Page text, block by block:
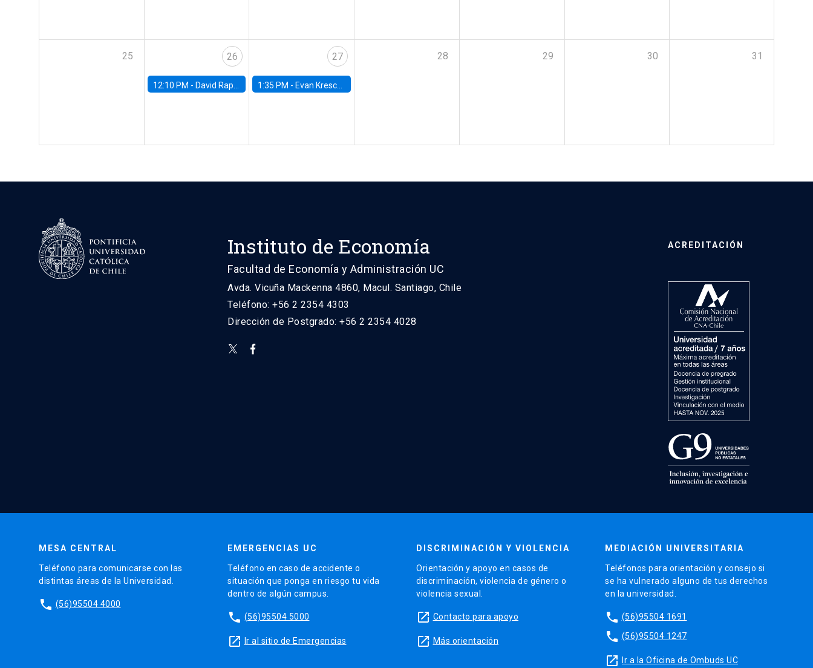
25 26
12:10 PM - David Rappoport, FED Board
27
1:35 PM - Evan Kresch, Oberlin College
28 29 30 31
Instituto de Economía
Facultad de Economía y Administración UC
Avda. Vicuña Mackenna 4860, Macul. Santiago, Chile
Teléfono: +56 2 2354 4303
Dirección de Postgrado: +56 2 2354 4028
ACREDITACIÓN
MESA CENTRAL
Teléfono para comunicarse con las
distintas áreas de la Universidad.
phone (56)95504 4000
EMERGENCIAS UC
Teléfono en caso de accidente o
situación que ponga en riesgo tu vida
dentro de algún campus.
phone (56)95504 5000
launch Ir al sitio de Emergencias
DISCRIMINACIÓN Y VIOLENCIA
Orientación y apoyo en casos de
discriminación, violencia de género o
violencia sexual.
launch Contacto para apoyo
launch Más orientación
MEDIACIÓN UNIVERSITARIA
Teléfonos para orientación y consejo si
se ha vulnerado alguno de tus derechos
en la universidad.
phone (56)95504 1691
phone (56)95504 1247
launch Ir a la Oficina de Ombuds UC